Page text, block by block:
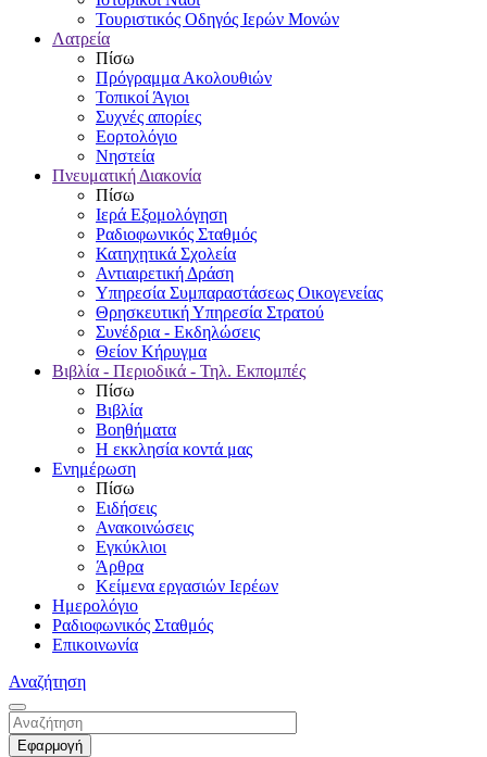
Τουριστικός Οδηγός Ιερών Μονών
Λατρεία
Πίσω
Πρόγραμμα Ακολουθιών
Τοπικοί Άγιοι
Συχνές απορίες
Εορτολόγιο
Νηστεία
Πνευματική Διακονία
Πίσω
Ιερά Εξομολόγηση
Ραδιοφωνικός Σταθμός
Κατηχητικά Σχολεία
Αντιαιρετική Δράση
Υπηρεσία Συμπαραστάσεως Οικογενείας
Θρησκευτική Υπηρεσία Στρατού
Συνέδρια - Εκδηλώσεις
Θείον Κήρυγμα
Βιβλία - Περιοδικά - Τηλ. Εκπομπές
Πίσω
Βιβλία
Βοηθήματα
Η εκκλησία κοντά μας
Ενημέρωση
Πίσω
Ειδήσεις
Ανακοινώσεις
Εγκύκλιοι
Άρθρα
Κείμενα εργασιών Ιερέων
Ημερολόγιο
Ραδιοφωνικός Σταθμός
Επικοινωνία
Αναζήτηση